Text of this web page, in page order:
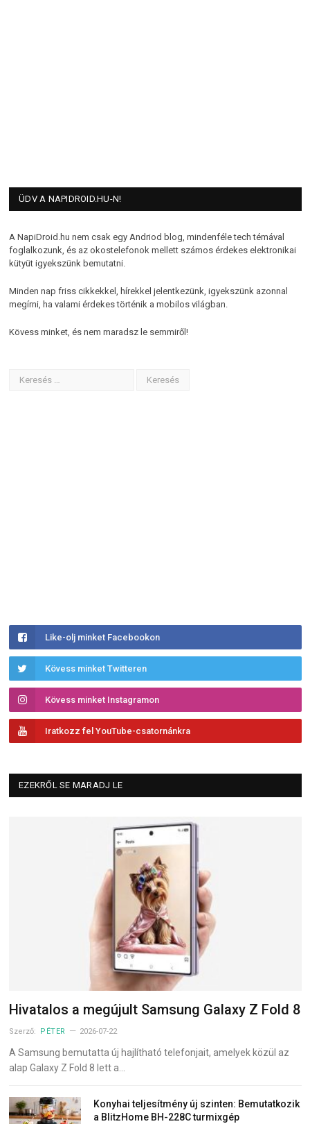
ÜDV A NAPIDROID.HU-N!
A NapiDroid.hu nem csak egy Andriod blog, mindenféle tech témával
foglalkozunk, és az okostelefonok mellett számos érdekes elektronikai
kütyüt igyekszünk bemutatni.
Minden nap friss cikkekkel, hírekkel jelentkezünk, igyekszünk azonnal
megírni, ha valami érdekes történik a mobilos világban.
Kövess minket, és nem maradsz le semmiről!
Like-olj minket Facebookon
Kövess minket Twitteren
Kövess minket Instagramon
Iratkozz fel YouTube-csatornánkra
EZEKRŐL SE MARADJ LE
Hivatalos a megújult Samsung Galaxy Z Fold 8
Szerző: PÉTER 2026-07-22
A Samsung bemutatta új hajlítható telefonjait, amelyek közül az
alap Galaxy Z Fold 8 lett a…
Konyhai teljesítmény új szinten: Bemutatkozik
a BlitzHome BH-228C turmixgép